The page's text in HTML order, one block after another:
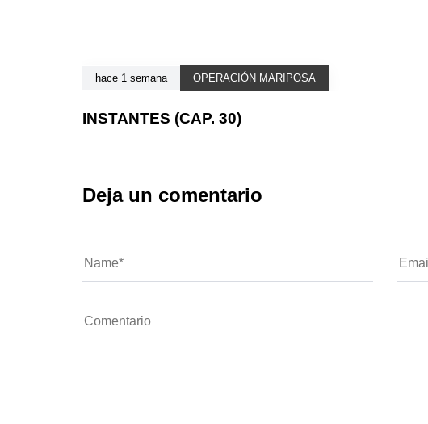
hace 1 semana OPERACIÓN MARIPOSA
INSTANTES (CAP. 30)
Deja un comentario